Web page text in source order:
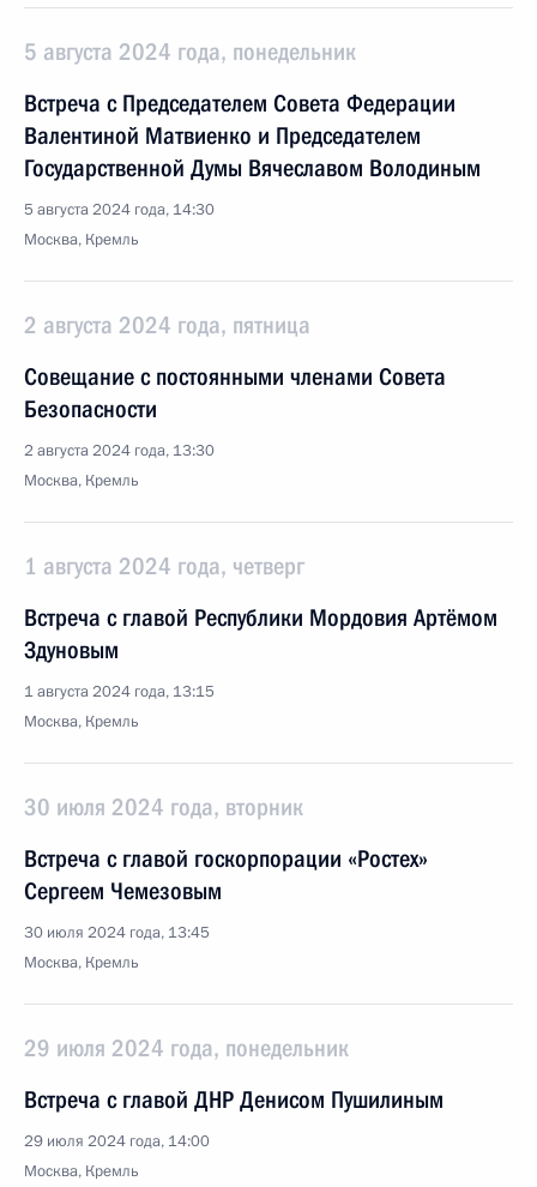
5 августа 2024 года, понедельник
Встреча с Председателем Совета Федерации
Валентиной Матвиенко и Председателем
Государственной Думы Вячеславом Володиным
5 августа 2024 года, 14:30
Москва, Кремль
2 августа 2024 года, пятница
Совещание с постоянными членами Совета
Безопасности
2 августа 2024 года, 13:30
Москва, Кремль
1 августа 2024 года, четверг
Встреча с главой Республики Мордовия Артёмом
Здуновым
1 августа 2024 года, 13:15
Москва, Кремль
30 июля 2024 года, вторник
Встреча с главой госкорпорации «Ростех»
Сергеем Чемезовым
30 июля 2024 года, 13:45
Москва, Кремль
29 июля 2024 года, понедельник
Встреча с главой ДНР Денисом Пушилиным
29 июля 2024 года, 14:00
Москва, Кремль